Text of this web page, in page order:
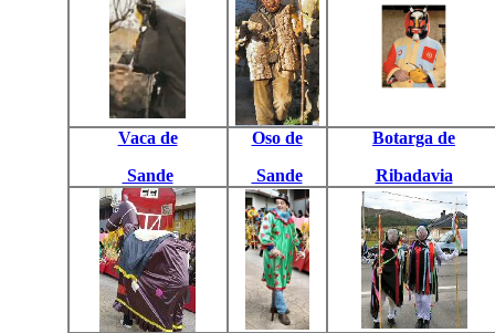
Vaca de
Sande
Oso de
Sande
Botarga de
Ribadavia